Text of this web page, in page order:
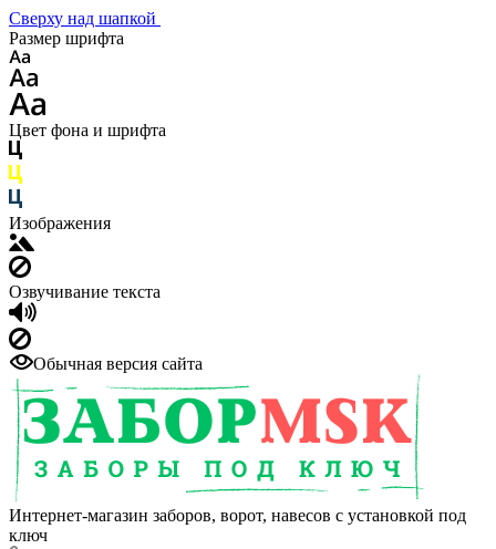
Сверху над шапкой
Размер шрифта
Цвет фона и шрифта
Изображения
Озвучивание текста
Обычная версия сайта
Интернет-магазин заборов, ворот, навесов с установкой под
ключ